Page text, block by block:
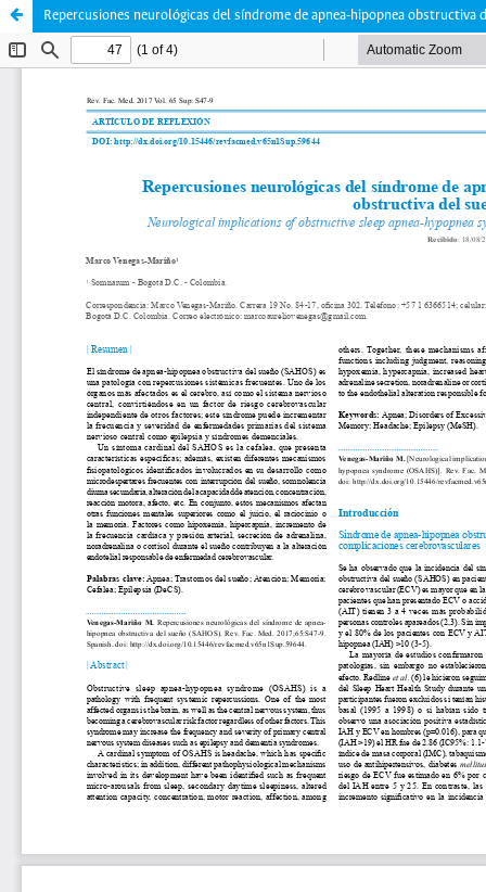
Repercusiones neurológicas del síndrome de apnea-hipopnea obstructiva